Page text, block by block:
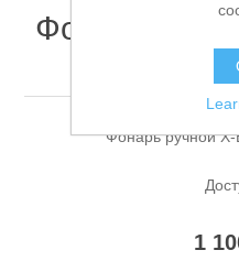
Фонарь
YF-
Фонарь ручной
1